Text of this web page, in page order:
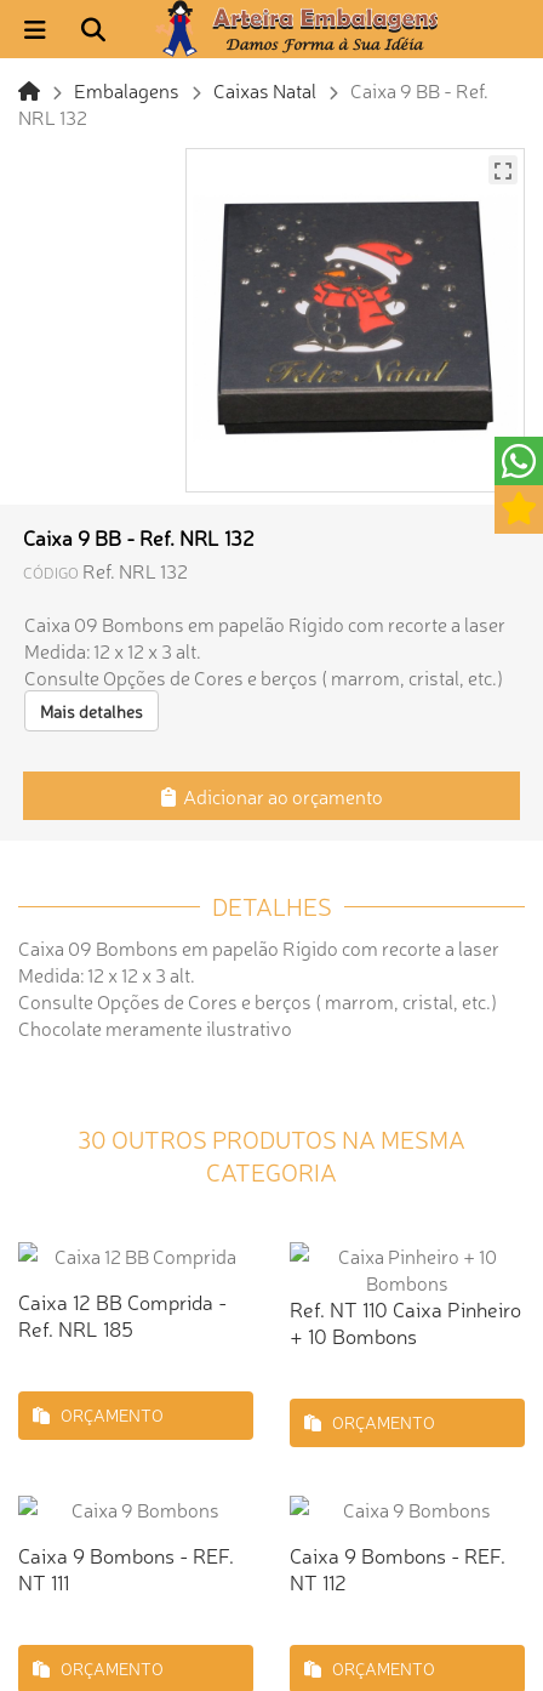
Embalagens Caixas Natal
Caixa 9 BB - Ref.
NRL 132
Caixa 9 BB - Ref. NRL 132
CÓDIGO Ref. NRL 132
Caixa 09 Bombons em papelão Rígido com recorte a laser
Medida: 12 x 12 x 3 alt.
Consulte Opções de Cores e berços ( marrom, cristal, etc.)
Mais detalhes
Adicionar ao orçamento
DETALHES
Caixa 09 Bombons em papelão Rígido com recorte a laser
Medida: 12 x 12 x 3 alt.
Consulte Opções de Cores e berços ( marrom, cristal, etc.)
Chocolate meramente ilustrativo
30 OUTROS PRODUTOS NA MESMA
CATEGORIA
Caixa 12 BB Comprida -
Ref. NRL 185
ORÇAMENTO
Ref. NT 110 Caixa Pinheiro
+ 10 Bombons
ORÇAMENTO
Caixa 9 Bombons - REF.
NT 111
ORÇAMENTO
Caixa 9 Bombons - REF.
NT 112
ORÇAMENTO